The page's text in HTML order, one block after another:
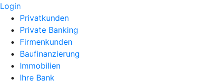
Login
Privatkunden
Private Banking
Firmenkunden
Baufinanzierung
Immobilien
Ihre Bank